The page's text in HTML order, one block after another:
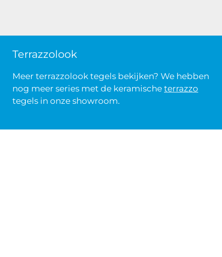
Terrazzolook
Meer terrazzolook tegels bekijken? We hebben
nog meer series met de keramische terrazzo
tegels in onze showroom.